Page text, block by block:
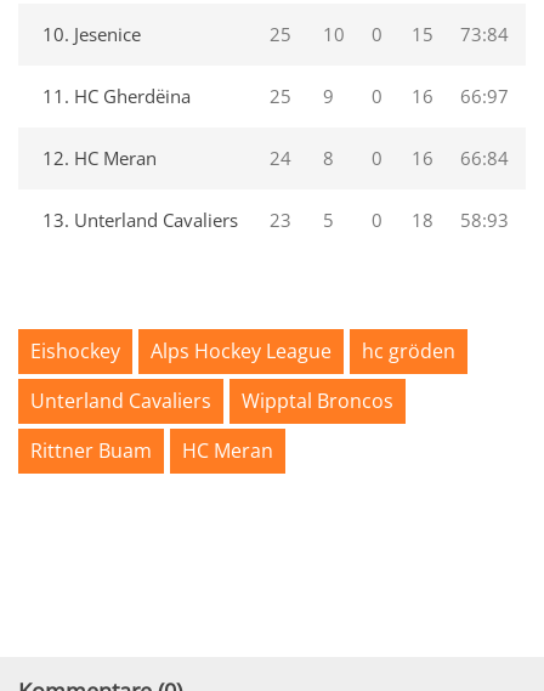
10. Jesenice 25 10 0 15 73:84
11. HC Gherdëina 25 9 0 16 66:97
12. HC Meran 24 8 0 16 66:84
13. Unterland Cavaliers 23 5 0 18 58:93
Eishockey Alps Hockey League
hc gröden
Unterland Cavaliers
Wipptal Broncos
Rittner Buam
HC Meran